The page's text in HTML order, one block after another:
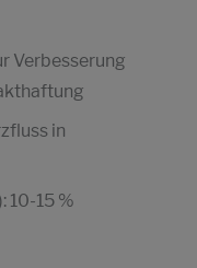
Verbesserung
in
10-15 %